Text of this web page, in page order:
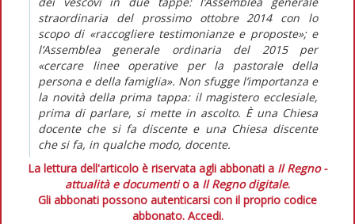
straordinaria del prossimo ottobre 2014 con lo
scopo di «raccogliere testimonianze e proposte»; e
l’Assemblea generale ordinaria del 2015 per
«cercare linee operative per la pastorale della
persona e della famiglia». Non sfugge l’importanza e
la novità della prima tappa: il magistero ecclesiale,
prima di parlare, si mette in ascolto. È una Chiesa
docente che si fa discente e una Chiesa discente
che si fa, in qualche modo, docente.
La lettura dell'articolo è riservata agli abbonati a Il Regno -
attualità e documentio a Il Regno digitale.
Gli abbonati possono autenticarsi con il proprio codice
abbonato. Accedi.